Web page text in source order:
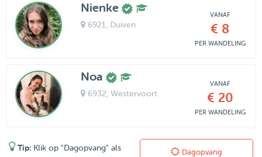
Nienke
6921 , Duiven
VANAF
€ 8
PER WANDELING
Noa
6932 , Westervoort
VANAF
€ 20
PER WANDELING
Tip: Klik op "Dagopvang" als
Dagopvang